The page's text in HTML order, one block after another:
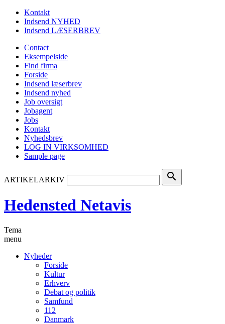
Kontakt
Indsend NYHED
Indsend LÆSERBREV
Contact
Eksempelside
Find firma
Forside
Indsend læserbrev
Indsend nyhed
Job oversigt
Jobagent
Jobs
Kontakt
Nyhedsbrev
LOG IN VIRKSOMHED
Sample page
ARTIKELARKIV search
Hedensted Netavis
Tema
menu
Nyheder
Forside
Kultur
Erhverv
Debat og politik
Samfund
112
Danmark